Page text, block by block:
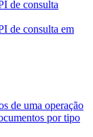
de consulta
de consulta em
de uma operação
por tipo